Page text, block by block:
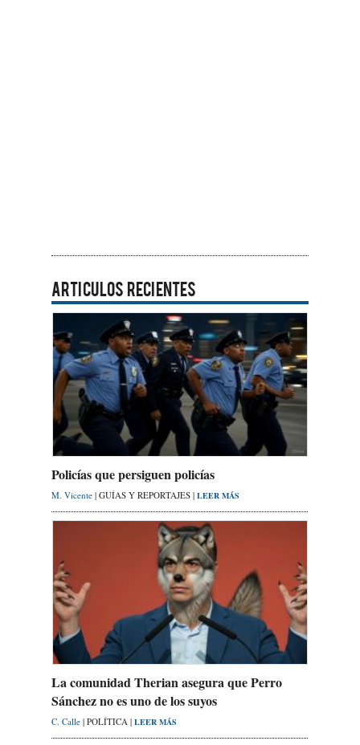
ARTICULOS RECIENTES
Policías que persiguen policías
M. Vicente | GUÍAS Y REPORTAJES | LEER MÁS
La comunidad Therian asegura que Perro
Sánchez no es uno de los suyos
C. Calle | POLÍTICA | LEER MÁS